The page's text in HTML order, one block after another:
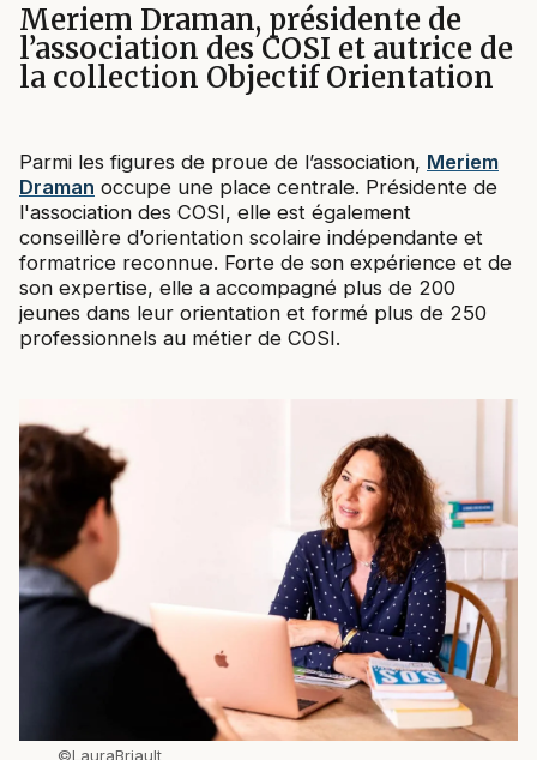
Meriem Draman, présidente de
l’association des COSI et autrice de
la collection Objectif Orientation
Parmi les figures de proue de l’association, Meriem
Draman occupe une place centrale. Présidente de
l'association des COSI, elle est également
conseillère d’orientation scolaire indépendante et
formatrice reconnue. Forte de son expérience et de
son expertise, elle a accompagné plus de 200
jeunes dans leur orientation et formé plus de 250
professionnels au métier de COSI.
bannerH2Line
©LauraBriault